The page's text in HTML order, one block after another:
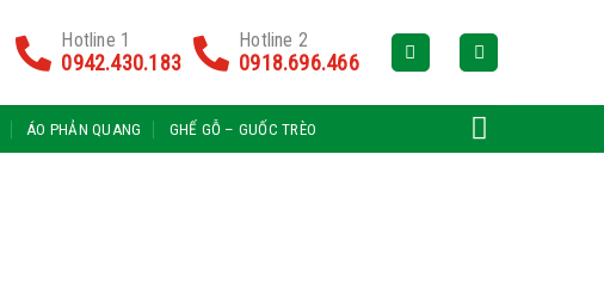
Hotline 1
0942.430.183
Hotline 2
0918.696.466
ÁO PHẢN QUANG GHẾ GỖ – GUỐC TRÈO